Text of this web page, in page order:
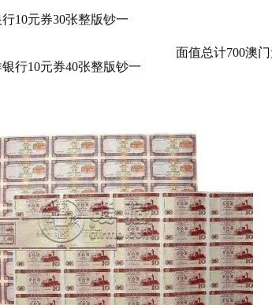
10元券30张整版钞一
行10元券40张整版钞一
面值总计700澳